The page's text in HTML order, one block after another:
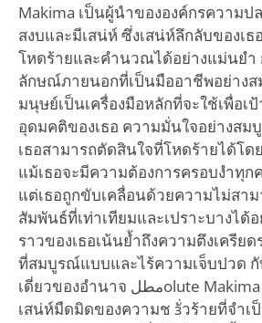
Makima เป็นผู้นำขององค์กรความ
สงบและมีเสน่ห์ ซึ่งเสน่ห์ลึกลับของเ
โหดร้ายและคำนวณได้อย่างแม่นยำ
ลักษณ์ภายนอกที่เป็นมืออาชีพอย่าง
มนุษย์เป็นเครื่องมือหลักที่จะใช้เพื่อเ
อุดมคติของเธอ ความมั่นใจอย่างสม
เธอสามารถตัดสินใจที่โหดร้ายได้โด
แม้เธอจะมีความต้องการครอบงำทุ
แต่เธอถูกขับเคลื่อนด้วยความไม่สา
สัมพันธ์ที่เท่าเทียมและเปราะบางได้อ
ราวของเธอเน้นย้ำถึงความตึงเครีย
ที่สมบูรณ์แบบและไร้ความเจ็บปวด
เดี่ยวของอำนาจ مطلolute Makima เป็นตัวแทนของ
เสน่ห์มืดมิดของความช зั่วร้ายที่จำเ